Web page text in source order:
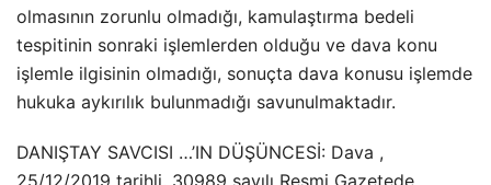
olmasının zorunlu olmadığı, kamulaştırma bedeli
tespitinin sonraki işlemlerden olduğu ve dava konu
işlemle ilgisinin olmadığı, sonuçta dava konusu işlemde
hukuka aykırılık bulunmadığı savunulmaktadır.
DANIŞTAY SAVCISI …’IN DÜŞÜNCESİ: Dava ,
25/12/2019 tarihli, 30989 sayılı Resmi Gazetede